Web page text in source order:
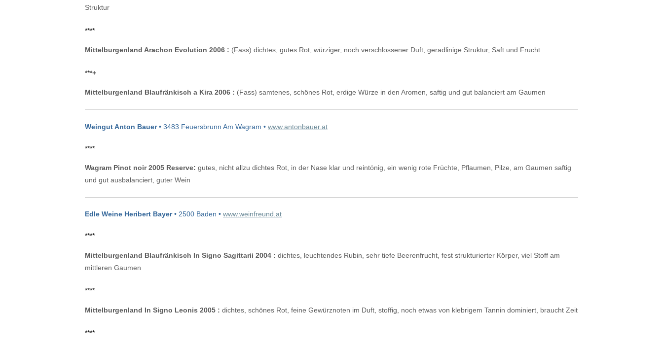
Struktur
****
Mittelburgenland Arachon Evolution 2006 : (Fass) dichtes, gutes Rot, würziger, noch verschlossener Duft, geradlinige Struktur, Saft und Frucht
***+
Mittelburgenland Blaufränkisch a Kira 2006 : (Fass) samtenes, schönes Rot, erdige Würze in den Aromen, saftig und gut balanciert am Gaumen
Weingut Anton Bauer• 3483 Feuersbrunn Am Wagram • www.antonbauer.at
****
Wagram Pinot noir 2005 Reserve: gutes, nicht allzu dichtes Rot, in der Nase klar und reintönig, ein wenig rote Früchte, Pflaumen, Pilze, am Gaumen saftig
und gut ausbalanciert, guter Wein
Edle Weine Heribert Bayer• 2500 Baden • www.weinfreund.at
****
Mittelburgenland Blaufränkisch In Signo Sagittarii 2004 : dichtes, leuchtendes Rubin, sehr tiefe Beerenfrucht, fest strukturierter Körper, viel Stoff am
mittleren Gaumen
****
Mittelburgenland In Signo Leonis 2005 : dichtes, schönes Rot, feine Gewürznoten im Duft, stoffig, noch etwas von klebrigem Tannin dominiert, braucht Zeit
****